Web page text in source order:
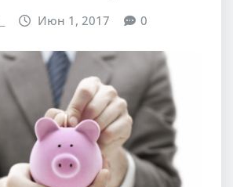
Июн 1, 2017 0